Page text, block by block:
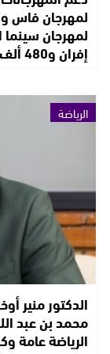
إفران و480 ألف درهم للمهرجان الدولي للفيلم…
الرياضة
الدكتور منير
محمد بن عبد
الرياضة عامة